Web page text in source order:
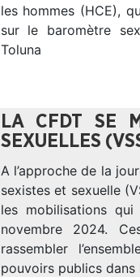
les hommes (HCE),
sur le baromètre
Toluna
LA CFDT SE
SEXUELLES
A l’approche de la
sexistes et sexuelle
les mobilisations
novembre 2024.
rassembler
pouvoirs publics dans